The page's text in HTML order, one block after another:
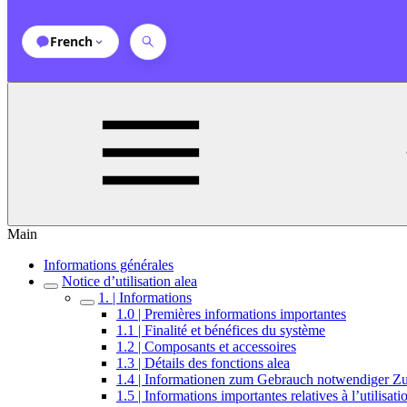
French
Main
Informations générales
Notice d’utilisation alea
1. | Informations
1.0 | Premières informations importantes
1.1 | Finalité et bénéfices du système
1.2 | Composants et accessoires
1.3 | Détails des fonctions alea
1.4 | Informationen zum Gebrauch notwendiger
1.5 | Informations importantes relatives à